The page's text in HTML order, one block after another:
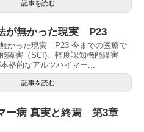
記事を読む
が無かった現実 P23
かった現実 P23 今までの医療で
障害（SCI)、軽度認知機能障害
本格的なアルツハイマー...
記事を読む
ー病 真実と終焉 第3章